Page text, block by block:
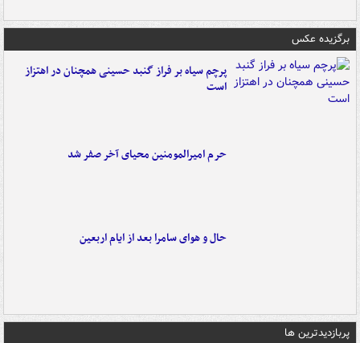
برگزیده عکس
پرچم سیاه بر فراز گنبد حسینی همچنان در اهتزاز
است
حرم امیرالمومنین محیای آخر صفر شد
حال و هوای سامرا بعد از ایام اربعین
پربازدیدترین ها